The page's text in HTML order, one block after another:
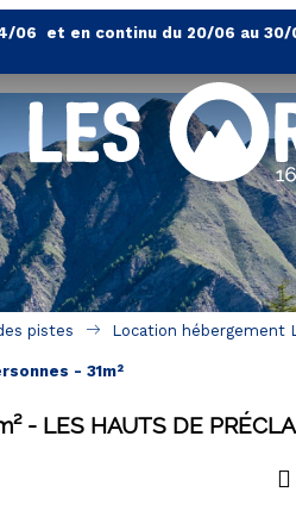
06 et en continu du 20/06 au
pistes Location hébergement
- 31m²
LES HAUTS DE